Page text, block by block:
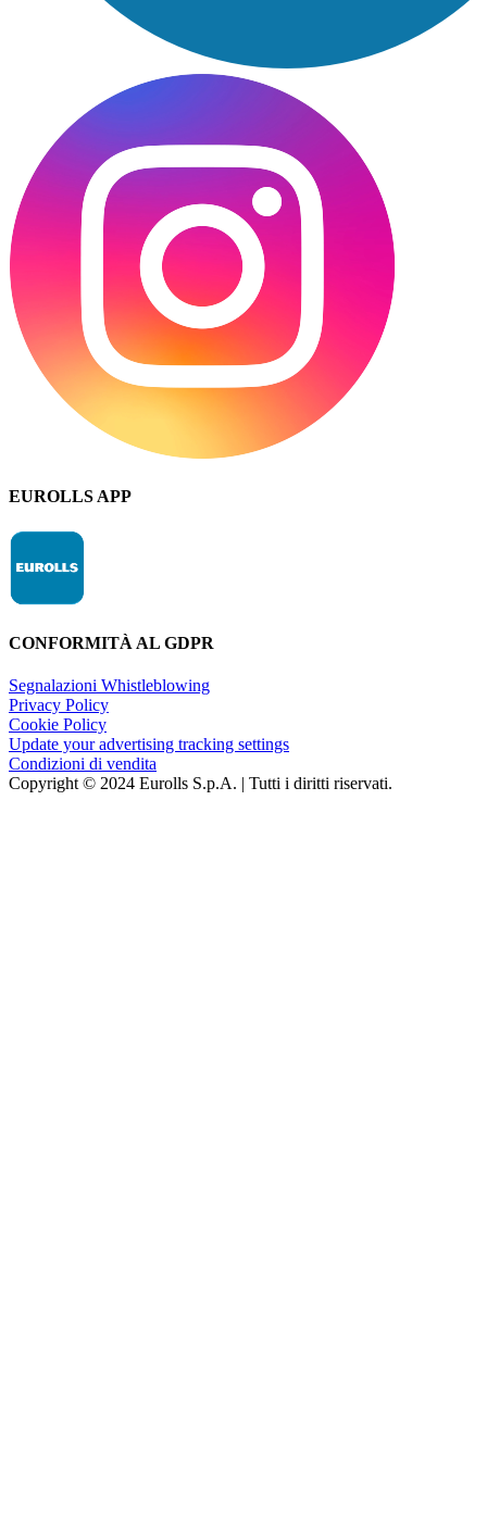
EUROLLS APP
CONFORMITÀ AL GDPR
Segnalazioni Whistleblowing
Privacy Policy
Cookie Policy
Update your advertising tracking settings
Condizioni di vendita
Copyright © 2024 Eurolls S.p.A. | Tutti i diritti riservati.